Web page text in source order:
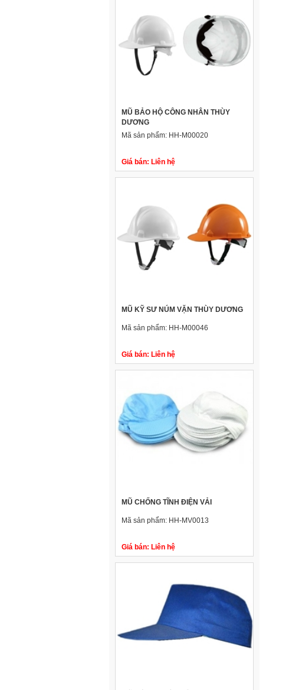
MŨ BẢO HỘ CÔNG NHÂN THÙY
DƯƠNG
Mã sản phẩm: HH-M00020
Giá bán: Liên hệ
MŨ KỸ SƯ NÚM VẶN THÙY DƯƠNG
Mã sản phẩm: HH-M00046
Giá bán: Liên hệ
MŨ CHỐNG TĨNH ĐIỆN VẢI
Mã sản phẩm: HH-MV0013
Giá bán: Liên hệ